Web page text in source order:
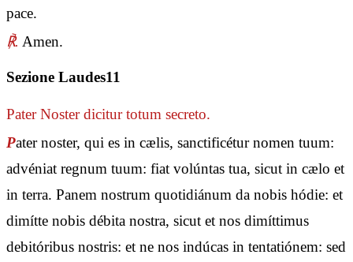
pace.
℟. Amen.
Sezione Laudes11
Pater Nosterdicitur totum secreto.
Pater noster, qui es in cælis, sanctificétur nomen tuum:
advéniat regnum tuum: fiat volúntas tua, sicut in cælo et
in terra. Panem nostrum quotidiánum da nobis hódie: et
dimítte nobis débita nostra, sicut et nos dimíttimus
debitóribus nostris: et ne nos indúcas in tentatiónem: sed